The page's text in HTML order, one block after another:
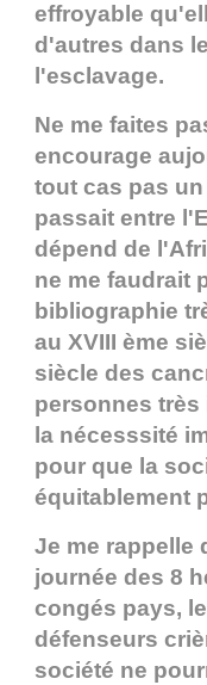
effroyable
d'autres dans
l'esclavage.
Ne me faites
encourage
tout cas pas
passait entre
dépend de
ne me faudrait
bibliographie
au XVIII ème
siècle des
personnes
la nécesssité
pour que la
équitablement
Je me rappelle
journée des 8
congés pays,
défenseurs
société ne